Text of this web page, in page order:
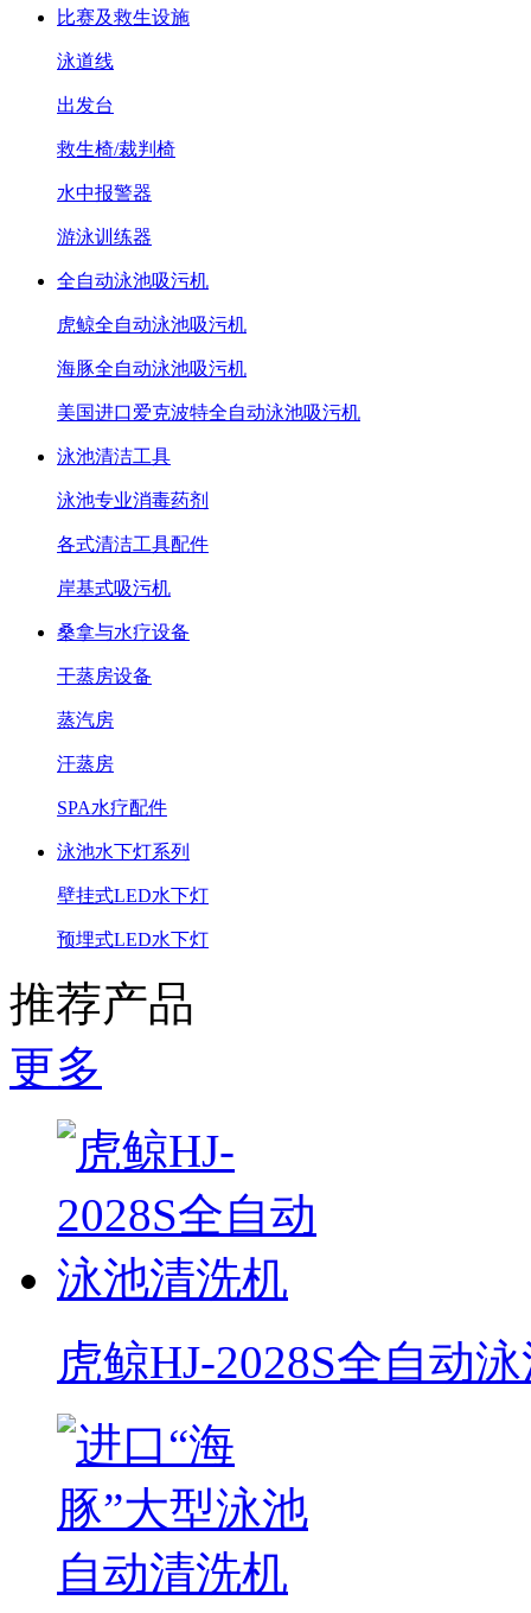
比赛及救生设施
泳道线
出发台
救生椅/裁判椅
水中报警器
游泳训练器
全自动泳池吸污机
虎鲸全自动泳池吸污机
海豚全自动泳池吸污机
美国进口爱克波特全自动泳池吸污机
泳池清洁工具
泳池专业消毒药剂
各式清洁工具配件
岸基式吸污机
桑拿与水疗设备
干蒸房设备
蒸汽房
汗蒸房
SPA水疗配件
泳池水下灯系列
壁挂式LED水下灯
预埋式LED水下灯
推荐产品
更多
虎鲸HJ-2028S全自动